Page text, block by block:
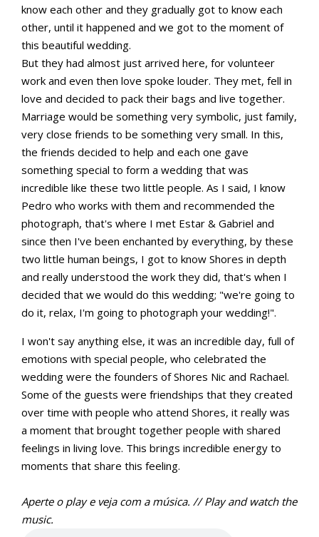
know each other and they gradually got to know each
other, until it happened and we got to the moment of
this beautiful wedding.
But they had almost just arrived here, for volunteer
work and even then love spoke louder. They met, fell in
love and decided to pack their bags and live together.
Marriage would be something very symbolic, just family,
very close friends to be something very small. In this,
the friends decided to help and each one gave
something special to form a wedding that was
incredible like these two little people. As I said, I know
Pedro who works with them and recommended the
photograph, that's where I met Estar & Gabriel and
since then I've been enchanted by everything, by these
two little human beings, I got to know Shores in depth
and really understood the work they did, that's when I
decided that we would do this wedding; "we're going to
do it, relax, I'm going to photograph your wedding!".
I won't say anything else, it was an incredible day, full of
emotions with special people, who celebrated the
wedding were the founders of Shores Nic and Rachael.
Some of the guests were friendships that they created
over time with people who attend Shores, it really was
a moment that brought together people with shared
feelings in living love. This brings incredible energy to
moments that share this feeling.
Aperte o play e veja com a música. // Play and watch the
music.